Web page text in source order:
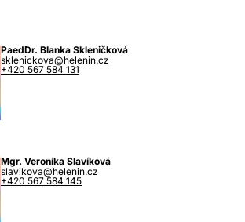
PaedDr. Blanka Skleničková
sklenickova@helenin.cz
+420 567 584 131
Mgr. Veronika Slavíková
slavikova@helenin.cz
+420 567 584 145